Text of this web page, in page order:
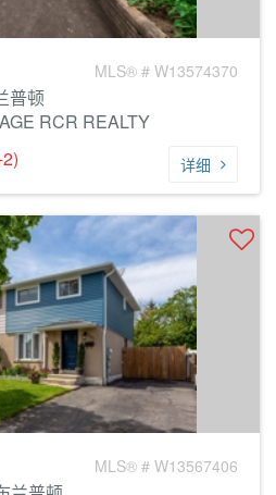
MLS® # W13574370
普顿
RCR REALTY
详细
MLS® # W13567406